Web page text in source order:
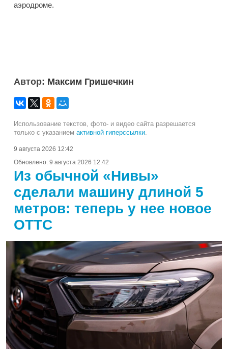
аэродроме.
Автор: Максим Гришечкин
Использование текстов, фото- и видео сайта разрешается
только с указанием активной гиперссылки.
9 августа 2026 12:42
Обновлено: 9 августа 2026 12:42
Из обычной «Нивы»
сделали машину длиной 5
метров: теперь у нее новое
ОТТС